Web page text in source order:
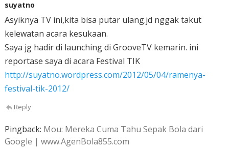
suyatno
Asyiknya TV ini,kita bisa putar ulang.jd nggak takut
kelewatan acara kesukaan.
Saya jg hadir di launching di GrooveTV kemarin. ini
reportase saya di acara Festival TIK
http://suyatno.wordpress.com/2012/05/04/ramenya-
festival-tik-2012/
Reply
Pingback: Mou: Mereka Cuma Tahu Sepak Bola dari
Google | www.AgenBola855.com